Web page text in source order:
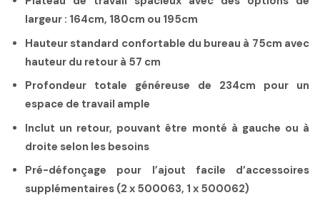
largeur : 164cm, 180cm ou 195cm
Hauteur standard confortable du bureau à 75cm avec
hauteur du retour à 57 cm
Profondeur totale généreuse de 234cm pour un
espace de travail ample
Inclut un retour, pouvant être monté à gauche ou à
droite selon les besoins
Pré-défonçage pour l’ajout facile d’accessoires
supplémentaires (2 x 500063, 1 x 500062)